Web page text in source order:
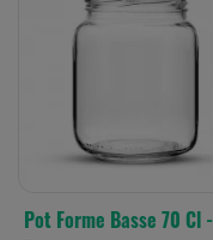
Pot Forme Basse 70 Cl -